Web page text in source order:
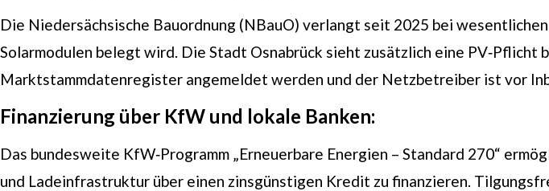
Die Niedersächsische Bauordnung (NBauO) verlangt seit 2025 bei
Solarmodulen belegt wird. Die Stadt Osnabrück sieht zusätzlich eine PV‑Pflicht
Marktstammdatenregister angemeldet werden und der Netzbetreiber ist vor
Finanzierung über KfW und lokale Banken:
Das bundesweite KfW‑Programm „Erneuerbare Energien – Standard 270“
und Ladeinfrastruktur über einen zinsgünstigen Kredit zu finanzieren.